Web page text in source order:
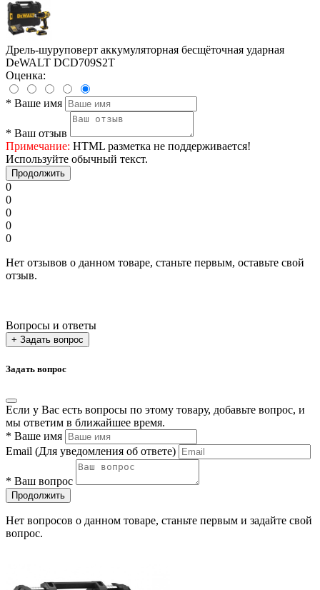
Дрель-шуруповерт аккумуляторная бесщёточная ударная
DeWALT DCD709S2T
Оценка:
* Ваше имя
* Ваш отзыв
Примечание: HTML разметка не поддерживается!
Используйте обычный текст.
Продолжить
0
0
0
0
0
Нет отзывов о данном товаре, станьте первым, оставьте свой
отзыв.
Вопросы и ответы
+ Задать вопрос
Задать вопрос
Если у Вас есть вопросы по этому товару, добавьте вопрос, и
мы ответим в ближайшее время.
* Ваше имя
Email (Для уведомления об ответе)
* Ваш вопрос
Продолжить
Нет вопросов о данном товаре, станьте первым и задайте свой
вопрос.